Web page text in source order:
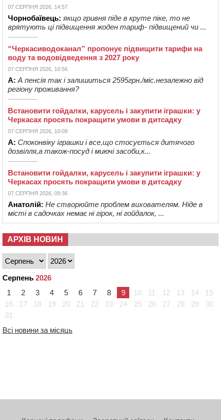
07 СЕРПНЯ 2026, 14:57
Чорнобаївець: якщо гривня піде в круте піке, то не
врятують ці підвищення жоден тариф- підвищений чи ...
“Черкасиводоканал” пропонує підвищити тарифи на
воду та водовідведення з 2027 року
07 СЕРПНЯ 2026, 10:56
А: А пенсія так і залишиться 2595грн./міс.незалежно від
регіону проживання?
Встановити гойдалки, карусель і закупити іграшки: у
Черкасах просять покращити умови в дитсадку
07 СЕРПНЯ 2026, 10:09
А: Споконвіку іграшки і все,що стосується дитячого
дозвілля,а також-посуд і миючі засоби,к...
Встановити гойдалки, карусель і закупити іграшки: у
Черкасах просять покращити умови в дитсадку
07 СЕРПНЯ 2026, 09:36
Анатолій: Не створюйте проблем вихователям. Ніде в
місті в садочках немає ні гірок, ні гойдалок, ...
АРХІВ НОВИН
Серпень 2026
1
2 3 4 5 6 7 8 9 10 11 12 13 14
15
16
17 18 19 20 21 22 23 24 25 26 27 28 29
30
31
Всі новини за місяць